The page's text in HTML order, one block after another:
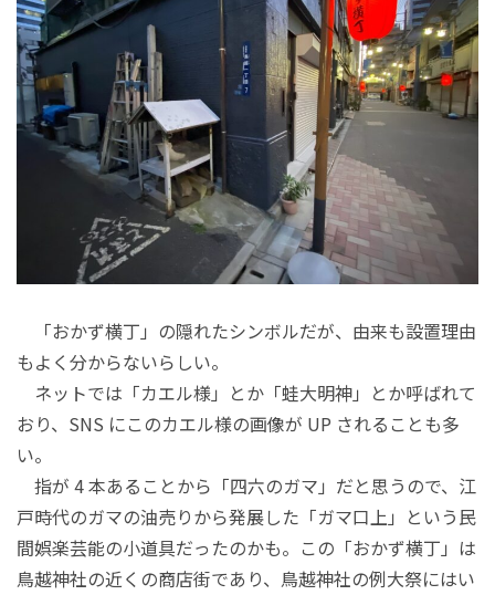
「おかず横丁」の隠れたシンボルだが、由来も設置理由
もよく分からないらしい。
ネットでは「カエル様」とか「蛙大明神」とか呼ばれて
おり、SNS にこのカエル様の画像が UP されることも多
い。
指が 4 本あることから「四六のガマ」だと思うので、江
戸時代のガマの油売りから発展した「ガマ口上」という民
間娯楽芸能の小道具だったのかも。この「おかず横丁」は
鳥越神社の近くの商店街であり、鳥越神社の例大祭にはい